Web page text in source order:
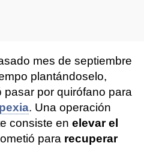
mes de septiembre
plantándoselo,
pasar por quirófano para
. Una operación
consiste en elevar el
para recuperar